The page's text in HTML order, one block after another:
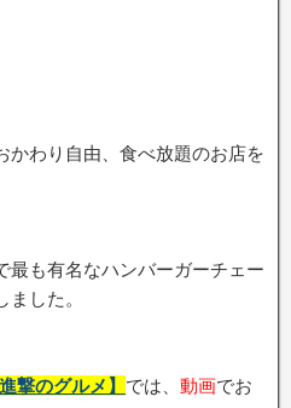
かわり自由、食べ放題のお店を
最も有名なハンバーガーチェー
ました。
撃のグルメ】 では、 動画でお